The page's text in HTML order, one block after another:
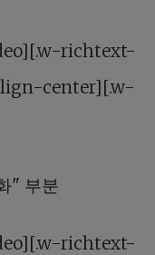
richtext-
center][.w-
" 부분
richtext-